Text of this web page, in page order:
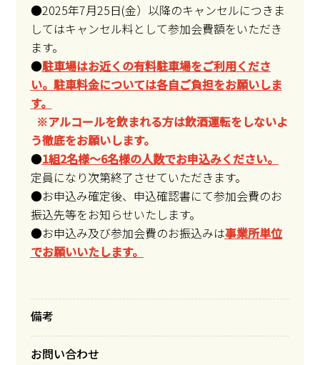
●2025年7月25日(金）以降のキャンセルにつきま
してはキャンセル料として参加会費額をいただき
ます。
●駐車場はお近くの有料駐車場をご利用くださ
い。 駐車料金については各自ご負担をお願いしま
す。
※アルコールを飲まれる方は飲酒運転をしないよ
う徹底をお願いします。
●1組2名様～6名様の人数でお申込みください。
定員になり次第終了させていただきます。
●お申込み確定後、申込確認書にて参加会費のお
振込先等をお知らせいたします。
●お申込み及び参加会費のお振込みは事業所単位
でお願いいたします。
備考
お問い合わせ